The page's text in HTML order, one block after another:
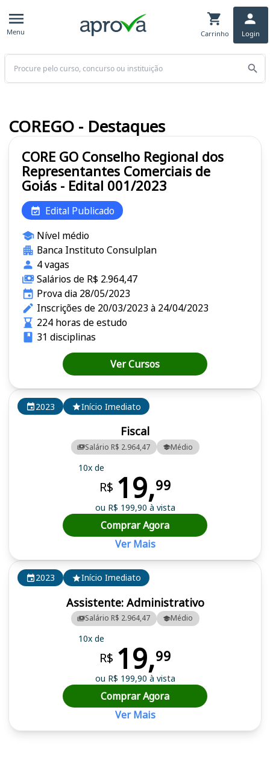
Menu Carrinho Login
Buscar
2023 Início Imediato
Assistente: Administrativo
Salário R$ 2.964,47 Médio
10x de
R$ 19,99
ou R$ 199,90 à vista
Comprar Agora
Ver Mais
2023 Início Imediato
Fiscal
Salário R$ 2.964,47 Médio
10x de
R$ 19,99
ou R$ 199,90 à vista
Comprar Agora
Ver Mais
CORE GO Conselho Regional dos
Representantes Comerciais de
Goiás - Edital 001/2023
Edital Publicado
Nível médio
Banca Instituto Consulplan
4 vagas
Salários de R$ 2.964,47
Prova dia 28/05/2023
Inscrições de 20/03/2023 à 24/04/2023
224 horas de estudo
31 disciplinas
Ver Cursos
COREGO - Destaques